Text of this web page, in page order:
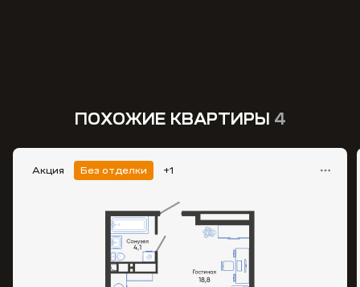
ПОХОЖИЕ КВАРТИРЫ 4
Акция Без отделки +1